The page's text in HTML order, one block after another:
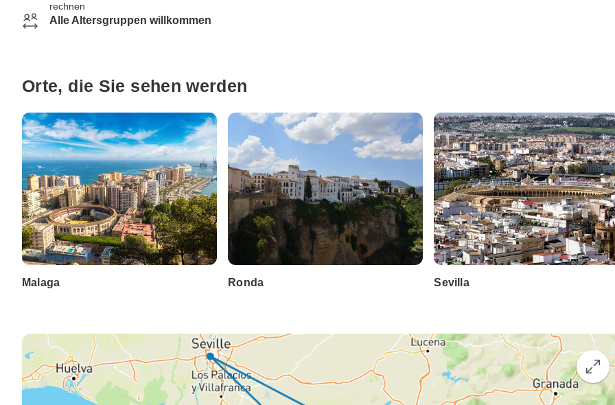
rechnen
Alle Altersgruppen willkommen
Orte, die Sie sehen werden
Malaga Ronda Sevilla